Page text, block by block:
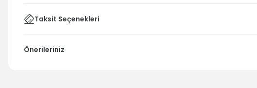
Taksit Seçenekleri
Önerileriniz